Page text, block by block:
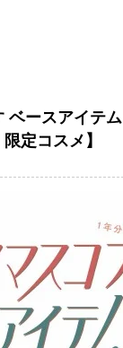
ベースアイテ
定コスメ】